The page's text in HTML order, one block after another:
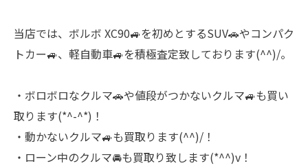
当店では、ボルボ XC90🚙を初めとするSUV🚗やコンパク
トカー🚙、軽自動車🚙を積極査定致しております(^^)/。
・ボロボロなクルマ🚗や値段がつかないクルマ🚙も買い
取ります(*^-^*)！
・動かないクルマ🚙も買取ります(^^)/！
・ローン中のクルマ🚘も買取り致します(*^^)v！